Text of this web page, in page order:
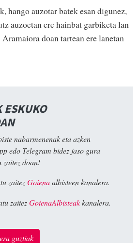
hango auzotar batek esan digunez,
auzoetan ere hainbat garbiketa lan
doan tartean ere lanetan
ESKUKO
nabarmenenak eta azken
edo Telegram bidez jaso gura
zaitez doan!
zaitezGoienaalbisteen kanalera.
zaitezGoienaAlbisteakkanalera.
guztiak